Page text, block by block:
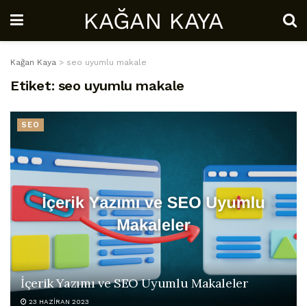
KAĞAN KAYA
Kağan Kaya > seo uyumlu makale
Etiket: seo uyumlu makale
SEO
İçerik Yazımı ve SEO Uyumlu Makaleler
23 HAZIRAN 2023